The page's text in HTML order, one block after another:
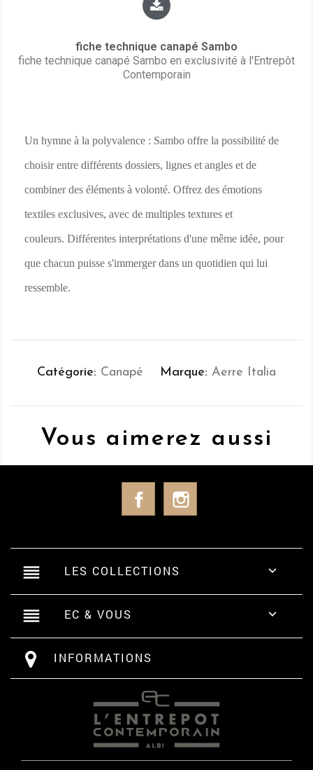
fiche technique canapé Sambo
fiche technique canapé Sambo en exclusivité à l'Entrepôt
Contemporain
Un hymne à la polyvalence : Sambo offre la possibilité de
choisir entre différents dossiers, lignes et angles et de
combiner des éléments à volonté. Offrez des émotions
textiles exclusives, avec de multiples textures et
couleurs. Différentes interprétations d'une même idée, pour
que chacun puisse s'immerger dans un quotidien qui lui
ressemble.
Catégorie Canapé Marque Aerre Italia
Vous aimerez aussi
Facebook
reorder LES COLLECTIONS 
reorder EC & VOUS 
INFORMATIONS